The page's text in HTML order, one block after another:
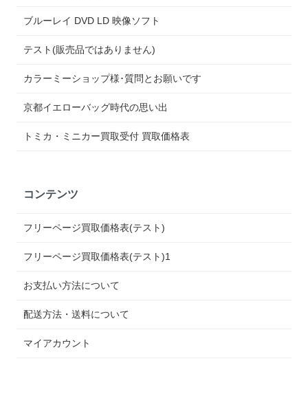
ブルーレイ DVD LD 映像ソフト
テスト(販売品ではありません)
カラーミーショップ様･質問とお願いです
京都イエローバッグ時代の思い出
トミカ・ミニカー買取受付 買取価格表
コンテンツ
フリーページ買取価格表(テスト)
フリーページ買取価格表(テスト)1
お支払い方法について
配送方法・送料について
マイアカウント